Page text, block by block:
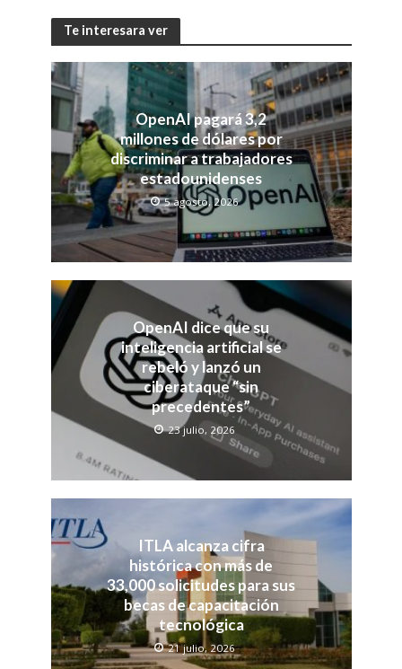
Te interesara ver
OpenAI pagará 3,2
millones de dólares por
discriminar a trabajadores
estadounidenses
5 agosto, 2026
OpenAI dice que su
inteligencia artificial se
rebeló y lanzó un
ciberataque “sin
precedentes”
23 julio, 2026
ITLA alcanza cifra
histórica con más de
33,000 solicitudes para sus
becas de capacitación
tecnológica
21 julio, 2026